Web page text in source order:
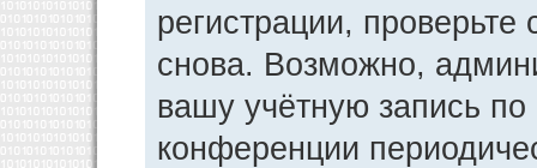
регистрации,
снова. Возможно,
вашу учётную запись
конференции